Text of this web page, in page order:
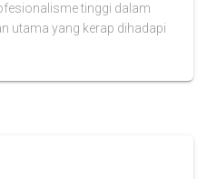
tinggi dalam
utama yang kerap dihadapi